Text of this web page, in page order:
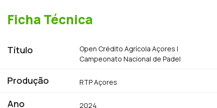
Ficha Técnica
Título
Open Crédito Agrícola Açores |
Campeonato Nacional de Padel
Produção RTP Açores
Ano 2024